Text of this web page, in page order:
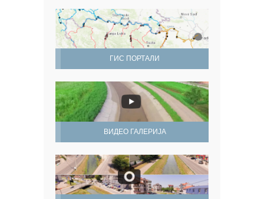
ГИС ПОРТАЛИ
ВИДЕО ГАЛЕРИЈА